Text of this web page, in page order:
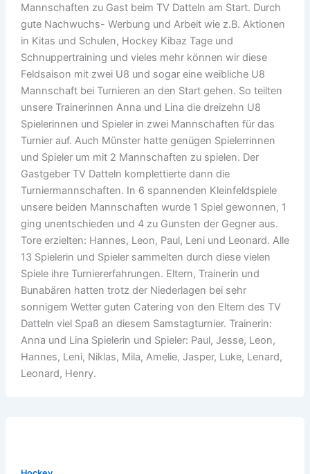
Mannschaften zu Gast beim TV Datteln am Start. Durch
gute Nachwuchs- Werbung und Arbeit wie z.B. Aktionen
in Kitas und Schulen, Hockey Kibaz Tage und
Schnuppertraining und vieles mehr können wir diese
Feldsaison mit zwei U8 und sogar eine weibliche U8
Mannschaft bei Turnieren an den Start gehen. So teilten
unsere Trainerinnen Anna und Lina die dreizehn U8
Spielerinnen und Spieler in zwei Mannschaften für das
Turnier auf. Auch Münster hatte genügen Spielerrinnen
und Spieler um mit 2 Mannschaften zu spielen. Der
Gastgeber TV Datteln komplettierte dann die
Turniermannschaften. In 6 spannenden Kleinfeldspiele
unsere beiden Mannschaften wurde 1 Spiel gewonnen, 1
ging unentschieden und 4 zu Gunsten der Gegner aus.
Tore erzielten: Hannes, Leon, Paul, Leni und Leonard. Alle
13 Spielerin und Spieler sammelten durch diese vielen
Spiele ihre Turniererfahrungen. Eltern, Trainerin und
Bunabären hatten trotz der Niederlagen bei sehr
sonnigem Wetter guten Catering von den Eltern des TV
Datteln viel Spaß an diesem Samstagturnier. Trainerin:
Anna und Lina Spielerin und Spieler: Paul, Jesse, Leon,
Hannes, Leni, Niklas, Mila, Amelie, Jasper, Luke, Lenard,
Leonard, Henry.